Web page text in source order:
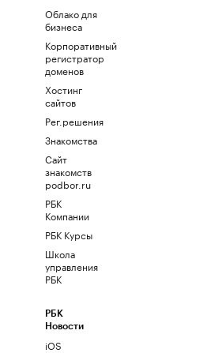
Облако для
бизнеса
Корпоративный
регистратор
доменов
Хостинг
сайтов
Рег.решения
Знакомства
Сайт
знакомств
podbor.ru
РБК
Компании
РБК Курсы
Школа
управления
РБК
РБК
Новости
iOS